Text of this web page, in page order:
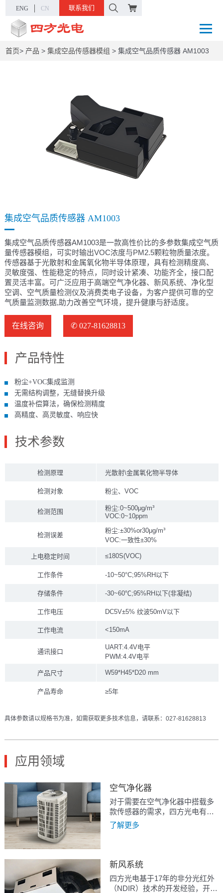
ENG CN 联系我们
首页> 产品 >集成空品传感器模组 >集成空气品质传感器 AM1003
集成空气品质传感器 AM1003
集成空气品质传感器AM1003是一款高性价比的多参数集成空气质
量传感器模组，可实时输出VOC浓度与PM2.5颗粒物质量浓度。
传感器基于光散射和金属氧化物半导体原理，具有检测精度高、
灵敏度强、性能稳定的特点，同时设计紧凑、功能齐全，接口配
置灵活丰富。可广泛应用于高端空气净化器、新风系统、净化型
空调、空气质量检测仪及消费类电子设备，为客户提供可靠的空
气质量监测数据,助力改善空气环境，提升健康与舒适度。
在线咨询 ✆ 027-81628813
产品特性
粉尘+VOC集成监测
无需结构调整，无缝替换升级
温度补偿算法，确保检测精度
高精度、高灵敏度、响应快
技术参数
检测原理 光散射\金属氧化物半导体
检测对象 粉尘、VOC
检测范围
粉尘:0~500μg/m³
VOC:0~10ppm
检测误差
粉尘:±30%or30μg/m³
VOC:一致性±30%
上电稳定时间 ≤180S(VOC)
工作条件 -10~50°C;95%RH以下
存储条件 -30~60℃;95%RH以下(非凝结)
工作电压 DC5V±5% 纹波50mV以下
工作电流 <150mA
通讯接口
UART:4.4V电平
PWM:4.4V电平
产品尺寸 W59*H45*D20 mm
产品寿命 ≥5年
具体参数请以规格书为准，如需获取更多技术信息，请联系：027-81628813
应用领域
空气净化器
对于需要在空气净化器中搭载多
款传感器的需求，四方光电有集
成粉尘和VOC传感器的AM1002
或AM1009，集成粉尘、CO2、
了解更多
新风系统
四方光电基于17年的非分光红外
（NDIR）技术的开发经验，开发